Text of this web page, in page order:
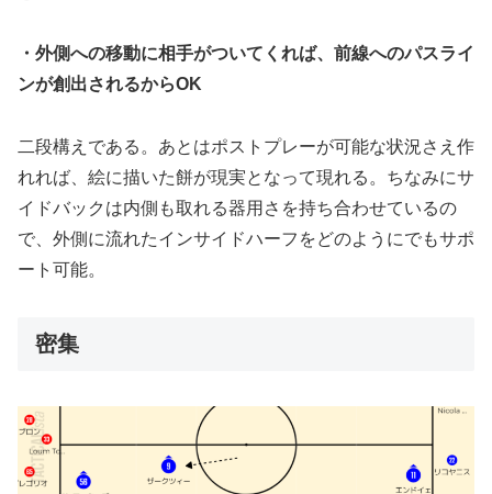
・外側への移動に相手がついてくれば、前線へのパスライ
ンが創出されるからOK
二段構えである。あとはポストプレーが可能な状況さえ作
れれば、絵に描いた餅が現実となって現れる。ちなみにサ
イドバックは内側も取れる器用さを持ち合わせているの
で、外側に流れたインサイドハーフをどのようにでもサポ
ート可能。
密集